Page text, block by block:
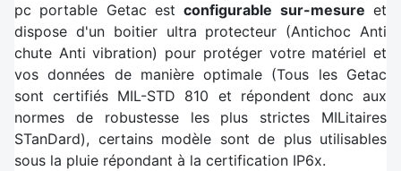
pc portable Getac estconfigurable sur-mesure et
dispose d'un boitier ultra protecteur (Antichoc Anti
chute Anti vibration) pour protéger votre matériel et
vos données de manière optimale (Tous les Getac
sont certifiés MIL-STD 810 et répondent donc aux
normes de robustesse les plus strictes MILitaires
STanDard), certains modèle sont de plus utilisables
sous la pluie répondant à la certification IP6x.